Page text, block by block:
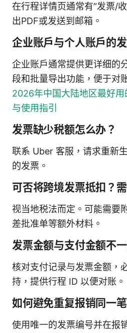
在行程详情页通常有“发票/
出PDF或发送到邮箱。
企业账户与个人账户的
企业账户通常提供更详细的
段和批量导出功能，便于对
2026年中国大陆地区最好
与使用指引
发票缺少税额怎么办？
联系 Uber 客服，请求重新
的发票。
可否将跨境发票抵扣？
视当地税法而定。可能需要
差批准单等额外材料。
发票金额与支付金额不
核对支付记录与发票金额，
持，提供行程 ID 以便对账。
如何避免重复报销同一
使用唯一的发票编号并在报